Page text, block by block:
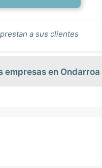
a sus clientes
empresas en Ondarroa